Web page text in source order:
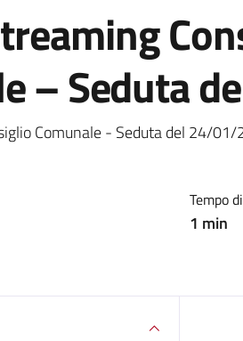
– Seduta
notizia
Comunale - Seduta del 24/01/
Tempo
1 min